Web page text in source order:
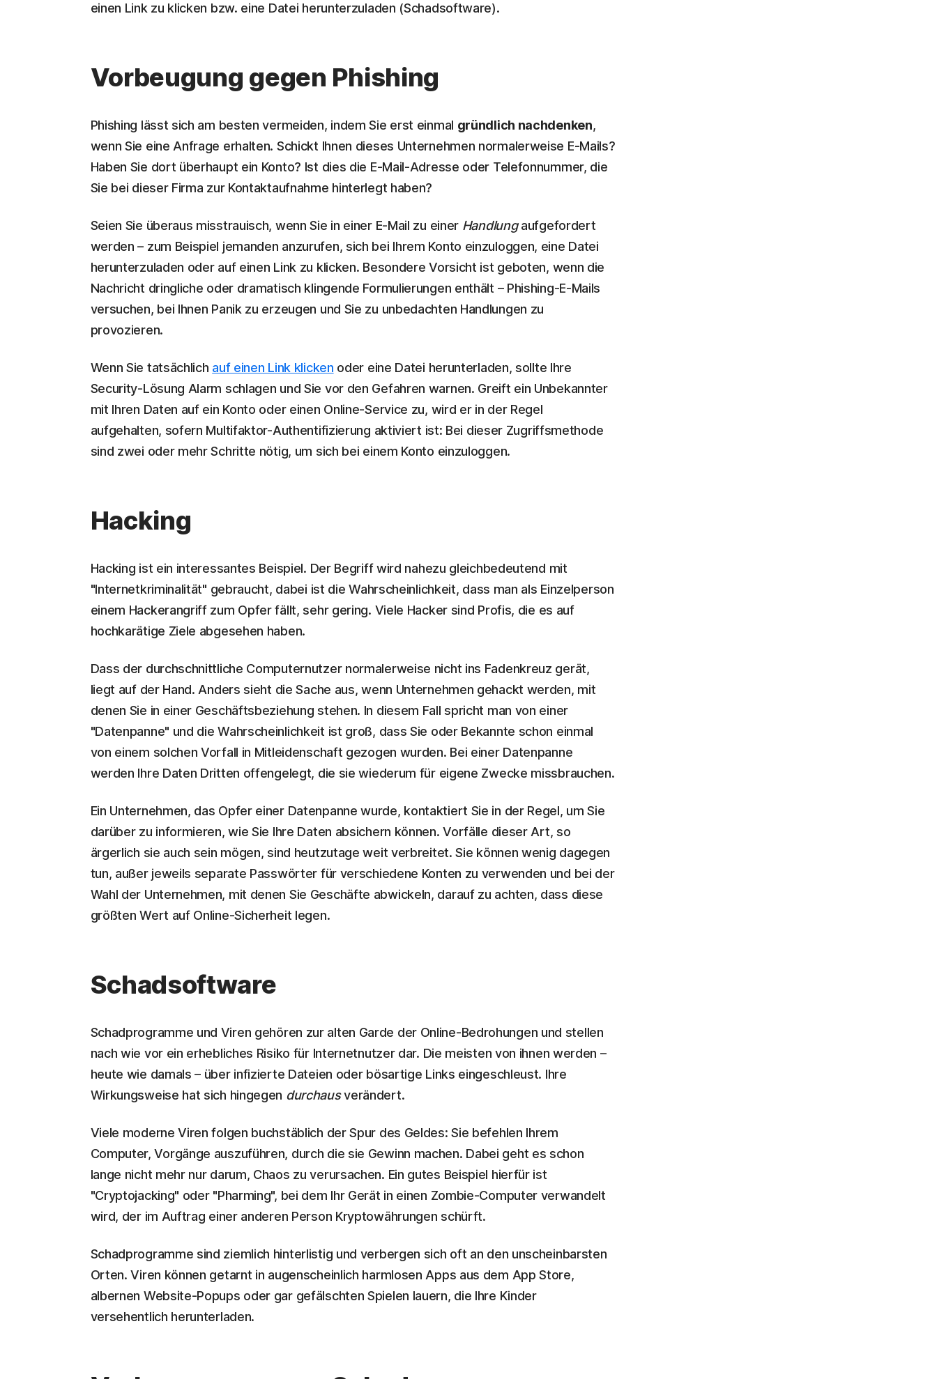
einen Link zu klicken bzw. eine Datei herunterzuladen (Schadsoftware).
Vorbeugung gegen Phishing
Phishing lässt sich am besten vermeiden, indem Sie erst einmal gründlich nachdenken,
wenn Sie eine Anfrage erhalten. Schickt Ihnen dieses Unternehmen normalerweise E-Mails?
Haben Sie dort überhaupt ein Konto? Ist dies die E-Mail-Adresse oder Telefonnummer, die
Sie bei dieser Firma zur Kontaktaufnahme hinterlegt haben?
Seien Sie überaus misstrauisch, wenn Sie in einer E-Mail zu einer Handlungaufgefordert
werden – zum Beispiel jemanden anzurufen, sich bei Ihrem Konto einzuloggen, eine Datei
herunterzuladen oder auf einen Link zu klicken. Besondere Vorsicht ist geboten, wenn die
Nachricht dringliche oder dramatisch klingende Formulierungen enthält – Phishing-E-Mails
versuchen, bei Ihnen Panik zu erzeugen und Sie zu unbedachten Handlungen zu
provozieren.
Wenn Sie tatsächlich auf einen Link klicken oder eine Datei herunterladen, sollte Ihre
Security-Lösung Alarm schlagen und Sie vor den Gefahren warnen. Greift ein Unbekannter
mit Ihren Daten auf ein Konto oder einen Online-Service zu, wird er in der Regel
aufgehalten, sofern Multifaktor-Authentifizierung aktiviert ist: Bei dieser Zugriffsmethode
sind zwei oder mehr Schritte nötig, um sich bei einem Konto einzuloggen.
Hacking
Hacking ist ein interessantes Beispiel. Der Begriff wird nahezu gleichbedeutend mit
"Internetkriminalität" gebraucht, dabei ist die Wahrscheinlichkeit, dass man als Einzelperson
einem Hackerangriff zum Opfer fällt, sehr gering. Viele Hacker sind Profis, die es auf
hochkarätige Ziele abgesehen haben.
Dass der durchschnittliche Computernutzer normalerweise nicht ins Fadenkreuz gerät,
liegt auf der Hand. Anders sieht die Sache aus, wenn Unternehmen gehackt werden, mit
denen Sie in einer Geschäftsbeziehung stehen. In diesem Fall spricht man von einer
"Datenpanne" und die Wahrscheinlichkeit ist groß, dass Sie oder Bekannte schon einmal
von einem solchen Vorfall in Mitleidenschaft gezogen wurden. Bei einer Datenpanne
werden Ihre Daten Dritten offengelegt, die sie wiederum für eigene Zwecke missbrauchen.
Ein Unternehmen, das Opfer einer Datenpanne wurde, kontaktiert Sie in der Regel, um Sie
darüber zu informieren, wie Sie Ihre Daten absichern können. Vorfälle dieser Art, so
ärgerlich sie auch sein mögen, sind heutzutage weit verbreitet. Sie können wenig dagegen
tun, außer jeweils separate Passwörter für verschiedene Konten zu verwenden und bei der
Wahl der Unternehmen, mit denen Sie Geschäfte abwickeln, darauf zu achten, dass diese
größten Wert auf Online-Sicherheit legen.
Schadsoftware
Schadprogramme und Viren gehören zur alten Garde der Online-Bedrohungen und stellen
nach wie vor ein erhebliches Risiko für Internetnutzer dar. Die meisten von ihnen werden –
heute wie damals – über infizierte Dateien oder bösartige Links eingeschleust. Ihre
Wirkungsweise hat sich hingegen durchausverändert.
Viele moderne Viren folgen buchstäblich der Spur des Geldes: Sie befehlen Ihrem
Computer, Vorgänge auszuführen, durch die sie Gewinn machen. Dabei geht es schon
lange nicht mehr nur darum, Chaos zu verursachen. Ein gutes Beispiel hierfür ist
"Cryptojacking" oder "Pharming", bei dem Ihr Gerät in einen Zombie-Computer verwandelt
wird, der im Auftrag einer anderen Person Kryptowährungen schürft.
Schadprogramme sind ziemlich hinterlistig und verbergen sich oft an den unscheinbarsten
Orten. Viren können getarnt in augenscheinlich harmlosen Apps aus dem App Store,
albernen Website-Popups oder gar gefälschten Spielen lauern, die Ihre Kinder
versehentlich herunterladen.